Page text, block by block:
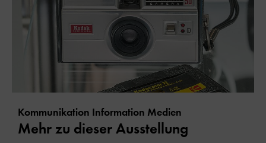
Kommunikation Information Medien
Mehr zu dieser Ausstellung